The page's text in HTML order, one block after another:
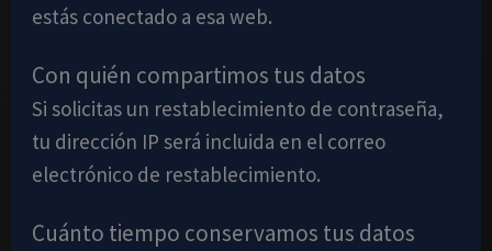
estás conectado a esa web.
Con quién compartimos tus datos
Si solicitas un restablecimiento de contraseña,
tu dirección IP será incluida en el correo
electrónico de restablecimiento.
Cuánto tiempo conservamos tus datos